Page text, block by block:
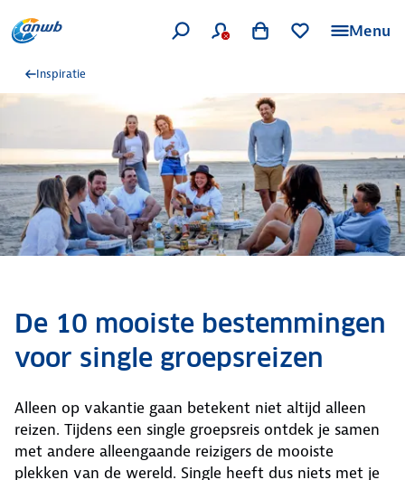
Menu
Inspiratie
De 10 mooiste bestemmingen
voor single groepsreizen
Alleen op vakantie gaan betekent niet altijd alleen
reizen. Tijdens een single groepsreis ontdek je samen
met andere alleengaande reizigers de mooiste
plekken van de wereld. Single heeft dus niets met je